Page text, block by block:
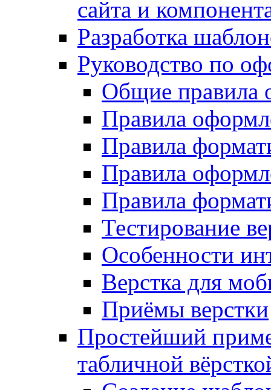
сайта и
Разработка
Руководство по
Общие правила
Правила
Правила
Правила
Правила
Тестирование
Особенности
Верстка для
Приёмы верстки
Простейший
табличной